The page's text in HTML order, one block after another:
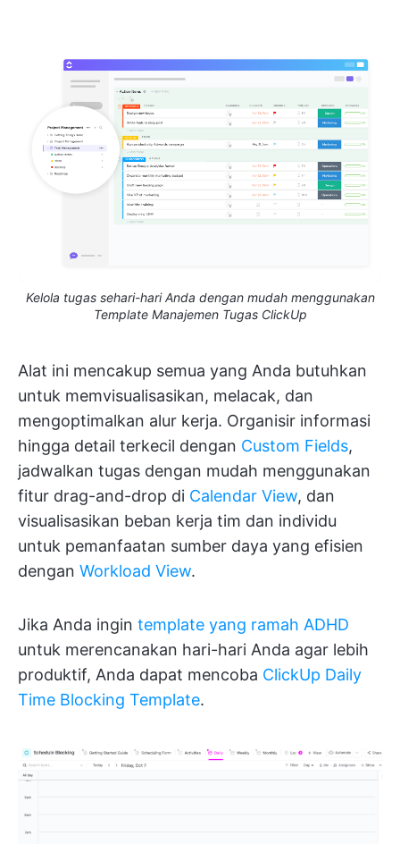
Kelola tugas sehari-hari Anda dengan mudah menggunakan
Template Manajemen Tugas ClickUp
Alat ini mencakup semua yang Anda butuhkan
untuk memvisualisasikan, melacak, dan
mengoptimalkan alur kerja. Organisir informasi
hingga detail terkecil dengan Custom Fields,
jadwalkan tugas dengan mudah menggunakan
fitur drag-and-drop di Calendar View, dan
visualisasikan beban kerja tim dan individu
untuk pemanfaatan sumber daya yang efisien
dengan Workload View.
Jika Anda ingin template yang ramah ADHD
untuk merencanakan hari-hari Anda agar lebih
produktif, Anda dapat mencoba ClickUp Daily
Time Blocking Template.